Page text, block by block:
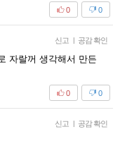
0
0
신고 | 공감 확인
자랄꺼 생각해서 만든
0
0
신고 | 공감 확인